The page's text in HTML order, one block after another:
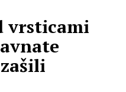
vrsticami